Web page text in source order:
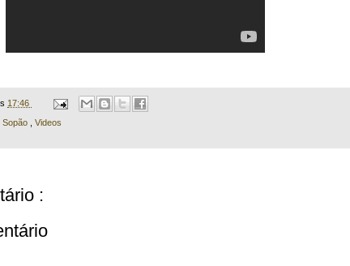
17:46
Sopão , Videos
: